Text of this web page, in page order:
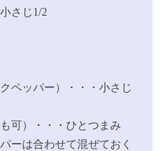
さじ1/2
ペッパー）・・・小さじ
可）・・・ひとつまみ
ーは合わせて混ぜておく